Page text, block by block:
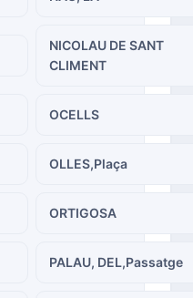
NICOLAU DE SANT
CLIMENT
OCELLS
OLLES,Plaça
ORTIGOSA
PALAU, DEL,Passatge